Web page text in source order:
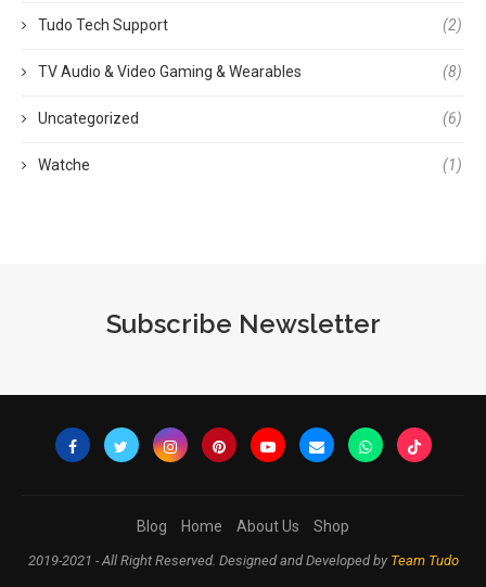
Tudo Tech Support (2)
TV Audio & Video Gaming & Wearables (8)
Uncategorized (6)
Watche (1)
Subscribe Newsletter
Blog Home About Us Shop
2019-2021 - All Right Reserved. Designed and Developed by Team Tudo